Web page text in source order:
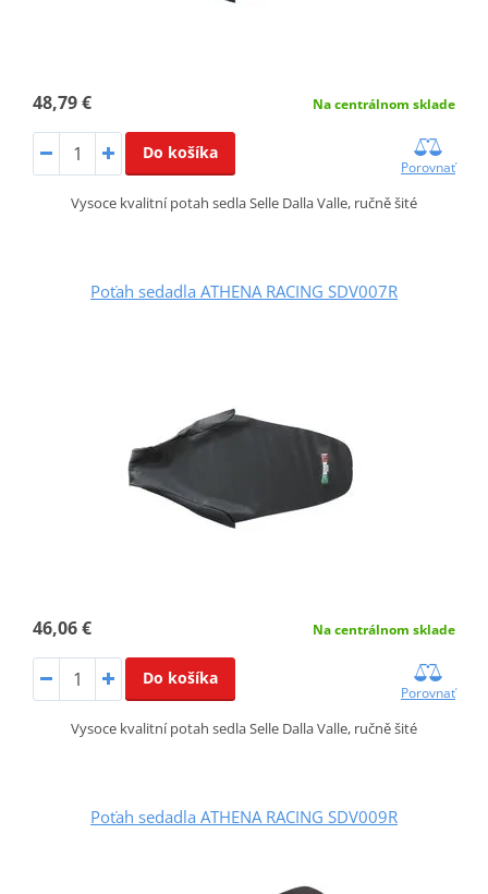
48,79 € Na centrálnom sklade
Do košíka
Porovnať
Vysoce kvalitní potah sedla Selle Dalla Valle, ručně šité
Poťah sedadla ATHENA RACING SDV007R
46,06 € Na centrálnom sklade
Do košíka
Porovnať
Vysoce kvalitní potah sedla Selle Dalla Valle, ručně šité
Poťah sedadla ATHENA RACING SDV009R